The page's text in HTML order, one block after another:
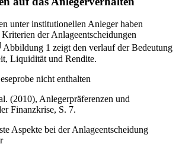
unter institutionellen Anleger haben
Kriterien der Anlageentscheidungen
Abbildung 1 zeigt den verlauf der Bedeutung
Liquidität und Rendite.
nicht enthalten
(2010), Anlegerpräferenzen und
Finanzkrise, S. 7.
Aspekte bei der Anlageentscheidung